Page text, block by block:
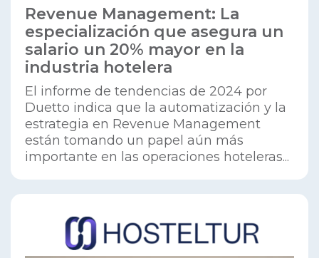
Revenue Management: La
especialización que asegura un
salario un 20% mayor en la
industria hotelera
El informe de tendencias de 2024 por
Duetto indica que la automatización y la
estrategia en Revenue Management
están tomando un papel aún más
importante en las operaciones hoteleras...